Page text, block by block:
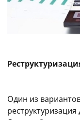
Один из